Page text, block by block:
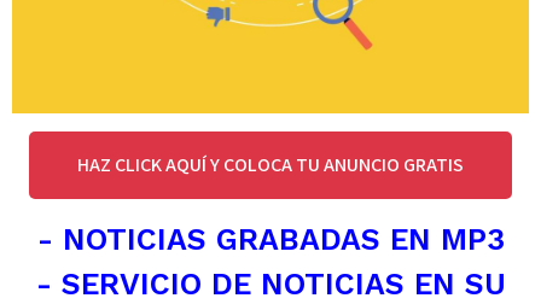
HAZ CLICK AQUÍ Y COLOCA TU ANUNCIO GRATIS
- NOTICIAS GRABADAS EN MP3
- SERVICIO DE NOTICIAS EN SU